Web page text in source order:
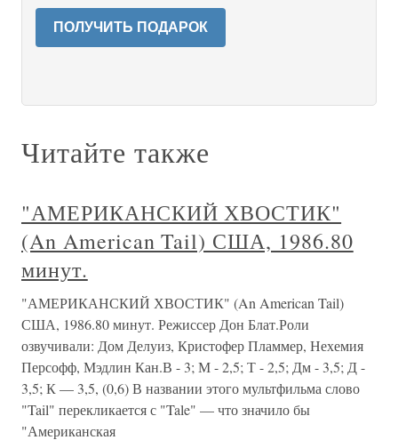
ПОЛУЧИТЬ ПОДАРОК
Читайте также
"АМЕРИКАНСКИЙ ХВОСТИК"
(An American Tail) США, 1986.80
минут.
"АМЕРИКАНСКИЙ ХВОСТИК" (An American Tail)
США, 1986.80 минут. Режиссер Дон Блат.Роли
озвучивали: Дом Делуиз, Кристофер Пламмер, Нехемия
Персофф, Мэдлин Кан.В - 3; М - 2,5; Т - 2,5; Дм - 3,5; Д -
3,5; К — 3,5, (0,6) В названии этого мультфильма слово
"Tail" перекликается с "Tale" — что значило бы
"Американская